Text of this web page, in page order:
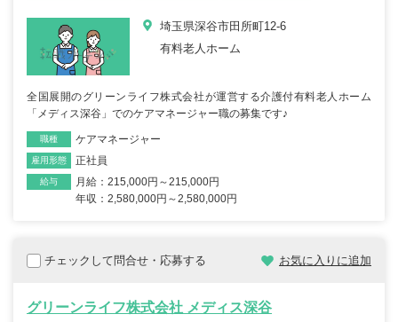
埼玉県深谷市田所町12-6
有料老人ホーム
全国展開のグリーンライフ株式会社が運営する介護付有料老人ホーム
「メディス深谷」でのケアマネージャー職の募集です♪
職種 ケアマネージャー
雇用形態 正社員
給与
月給：215,000円～215,000円
年収：2,580,000円～2,580,000円
チェックして問合せ・応募する お気に入りに追加
グリーンライフ株式会社 メディス深谷